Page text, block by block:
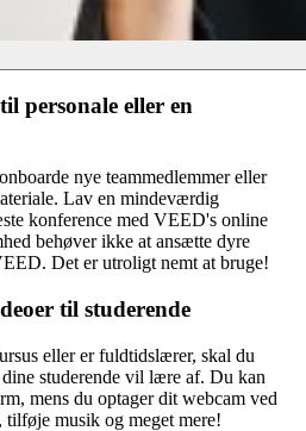
personale eller en
nye teammedlemmer eller
Lav en mindeværdig
konference med VEED's online
behøver ikke at ansætte dyre
Det er utroligt nemt at bruge!
til studerende
eller er fuldtidslærer, skal du
studerende vil lære af. Du kan
mens du optager dit webcam ved
musik og meget mere!